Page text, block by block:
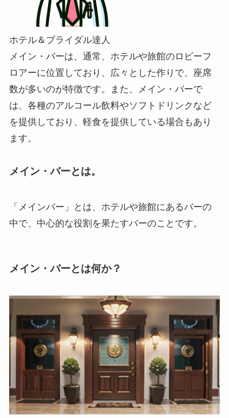
ホテル＆ブライダル達人
メイン・バーは、通常、ホテルや旅館のロビーフ
ロアーに位置しており、広々とした作りで、座席
数が多いのが特徴です。また、メイン・バーで
は、各種のアルコール飲料やソフトドリンクなど
を提供しており、軽食を提供している場合もあり
ます。
メイン・バーとは。
「メインバー」とは、ホテルや旅館にあるバーの
中で、中心的な役割を果たすバーのことです。
メイン・バーとは何か？